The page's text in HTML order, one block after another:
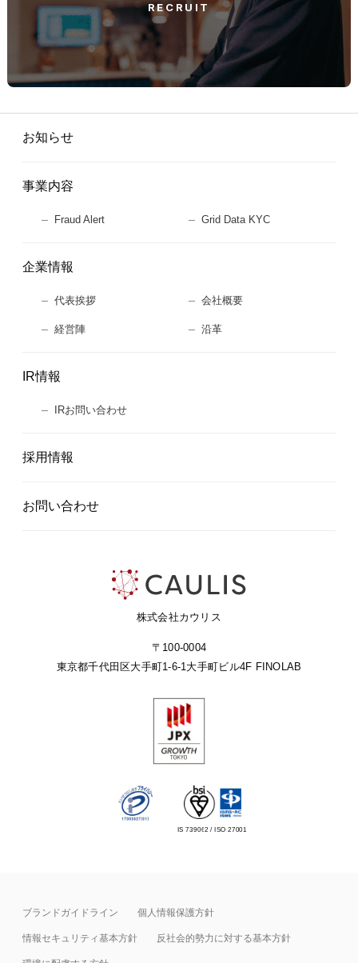
RECRUIT
株式会社カウリス
〒100-0004
東京都千代田区大手町1-6-1 大手町ビル4F FINOLAB
お知らせ
事業内容
Fraud Alert Grid Data KYC
企業情報
代表挨拶 会社概要
経営陣 沿革
IR情報
IRお問い合わせ
採用情報
お問い合わせ
IS 739062 / ISO 27001
ブランドガイドライン 個人情報保護方針
情報セキュリティ基本⽅針 反社会的勢力に対する基本方針